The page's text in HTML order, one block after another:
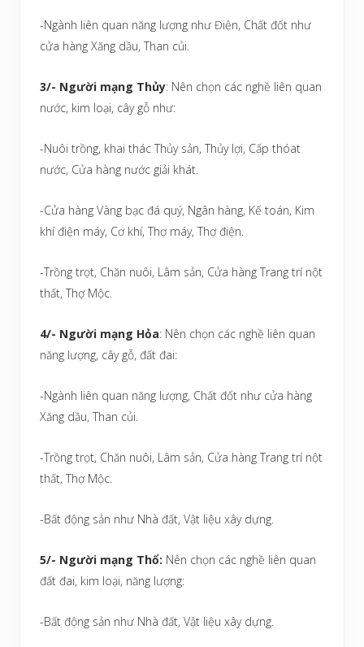
-Ngành liên quan năng lượng như Điện, Chất đốt như
cửa hàng Xăng dầu, Than củi.
3/- Người mạng Thủy: Nên chọn các nghề liên quan
nước, kim loại, cây gỗ như:
-Nuôi trồng, khai thác Thủy sản, Thủy lợi, Cấp thóat
nước, Cửa hàng nước giải khát.
-Cửa hàng Vàng bạc đá quý, Ngân hàng, Kế toán, Kim
khí điện máy, Cơ khí, Thợ máy, Thợ điện.
-Trồng trọt, Chăn nuôi, Lâm sản, Cửa hàng Trang trí nột
thất, Thợ Mộc.
4/- Người mạng Hỏa: Nên chọn các nghề liên quan
năng lượng, cây gỗ, đất đai:
-Ngành liên quan năng lượng, Chất đốt như cửa hàng
Xăng dầu, Than củi.
-Trồng trọt, Chăn nuôi, Lâm sản, Cửa hàng Trang trí nột
thất, Thợ Mộc.
-Bất động sản như Nhà đất, Vật liệu xây dựng.
5/- Người mạng Thổ: Nên chọn các nghề liên quan
đất đai, kim loại, năng lượng:
-Bất động sản như Nhà đất, Vật liệu xây dựng.